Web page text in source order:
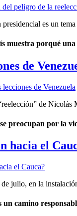
es un
muestra porqué
de
de Nicolás
preocupan por la
hacia el
julio, en la
camino